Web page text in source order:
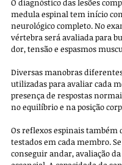
O diagnóstico das lesões
medula espinal tem início
neurológico completo. No
vértebra será avaliada para
dor, tensão e espasmos
Diversas manobras
utilizadas para avaliar cada
presença de respostas
no equilíbrio e na posição
Os reflexos espinais também
testados em cada membro.
conseguir andar, avaliação